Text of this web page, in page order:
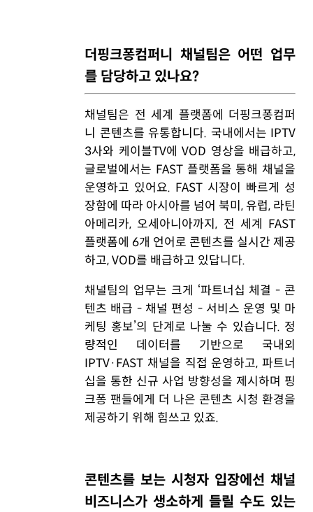
더핑크퐁컴퍼니 채널팀은 어떤 업무
를 담당하고 있나요?
채널팀은 전 세계 플랫폼에 더핑크퐁컴퍼
니 콘텐츠를 유통합니다. 국내에서는 IPTV
3사와 케이블TV에 VOD 영상을 배급하고,
글로벌에서는 FAST 플랫폼을 통해 채널을
운영하고 있어요. FAST 시장이 빠르게 성
장함에 따라 아시아를 넘어 북미, 유럽, 라틴
아메리카, 오세아니아까지, 전 세계 FAST
플랫폼에 6개 언어로 콘텐츠를 실시간 제공
하고, VOD를 배급하고 있답니다.
채널팀의 업무는 크게 ‘파트너십 체결 - 콘
텐츠 배급 - 채널 편성 - 서비스 운영 및 마
케팅 홍보’의 단계로 나눌 수 있습니다. 정
량적인 데이터를 기반으로 국내외
IPTV·FAST 채널을 직접 운영하고, 파트너
십을 통한 신규 사업 방향성을 제시하며 핑
크퐁 팬들에게 더 나은 콘텐츠 시청 환경을
제공하기 위해 힘쓰고 있죠.
콘텐츠를 보는 시청자 입장에선 채널
비즈니스가 생소하게 들릴 수도 있는